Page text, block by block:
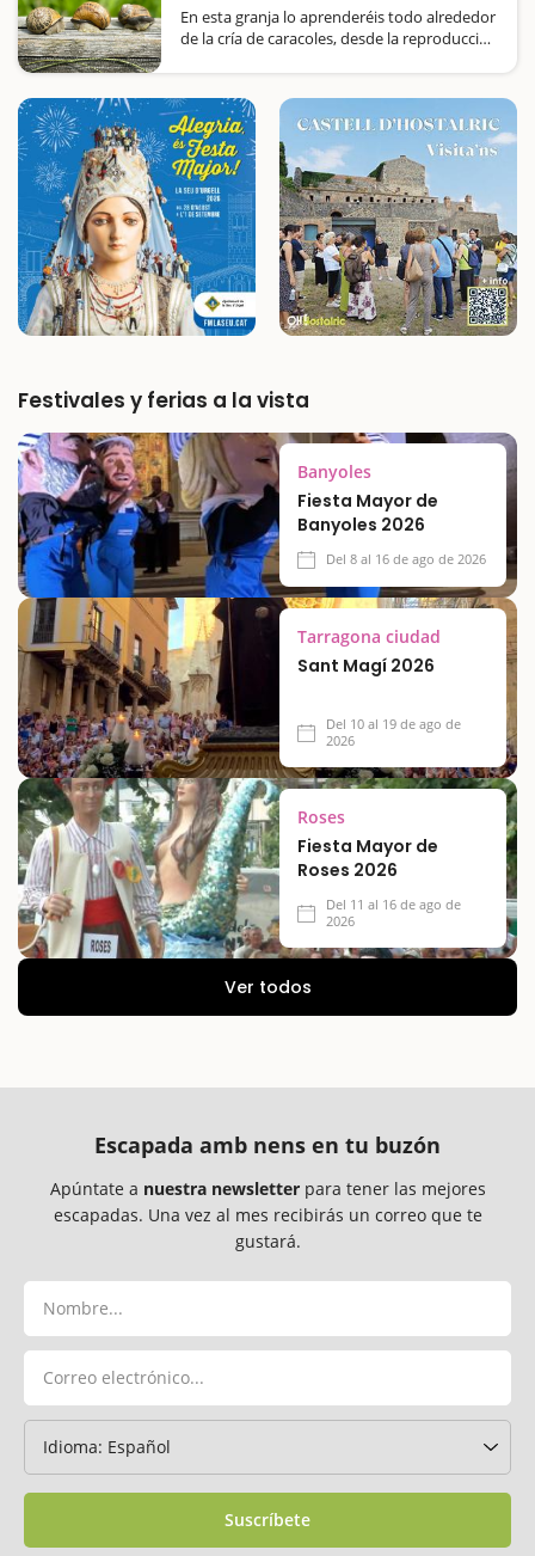
En esta granja lo aprenderéis todo alrededor
de la cría de caracoles, desde la reproducción
es la que le proponemos en Cal Jep. Se trata
de una granja especializada…
Festivales y ferias a la vista
Banyoles
Fiesta Mayor de
Banyoles 2026
Del 8 al 16 de ago de 2026
Tarragona ciudad
Sant Magí 2026
Del 10 al 19 de ago de
2026
Roses
Fiesta Mayor de
Roses 2026
Del 11 al 16 de ago de
2026
Ver todos
Escapada amb nens en tu buzón
Apúntate a nuestra newsletterpara tener las mejores
escapadas. Una vez al mes recibirás un correo que te
gustará.
Suscríbete